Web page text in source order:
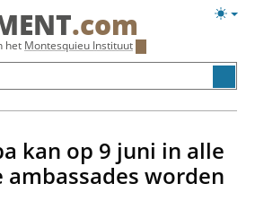
.com
het Montesquieu Instituut
kan op 9 juni in alle
ambassades worden